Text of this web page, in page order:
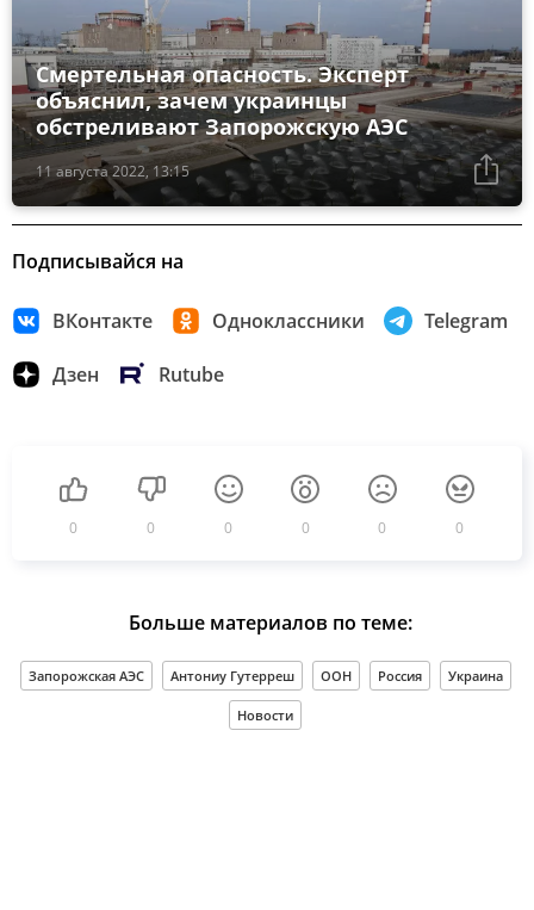
11 августа 2022, 13:15
Смертельная опасность. Эксперт
объяснил, зачем украинцы
обстреливают Запорожскую АЭС
Подписывайся на
ВКонтакте Одноклассники Telegram
Дзен Rutube
0 0 0 0 0 0
Больше материалов по теме:
Запорожская АЭС Антониу Гутерреш ООН Россия Украина
Новости